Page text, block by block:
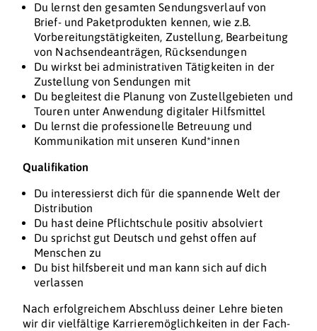
Du lernst den gesamten Sendungsverlauf von
Brief- und Paketprodukten kennen, wie z.B.
Vorbereitungstätigkeiten, Zustellung, Bearbeitung
von Nachsendeanträgen, Rücksendungen
Du wirkst bei administrativen Tätigkeiten in der
Zustellung von Sendungen mit
Du begleitest die Planung von Zustellgebieten und
Touren unter Anwendung digitaler Hilfsmittel
Du lernst die professionelle Betreuung und
Kommunikation mit unseren Kund*innen
Qualifikation
Du interessierst dich für die spannende Welt der
Distribution
Du hast deine Pflichtschule positiv absolviert
Du sprichst gut Deutsch und gehst offen auf
Menschen zu
Du bist hilfsbereit und man kann sich auf dich
verlassen
Nach erfolgreichem Abschluss deiner Lehre bieten
wir dir vielfältige Karrieremöglichkeiten in der Fach-